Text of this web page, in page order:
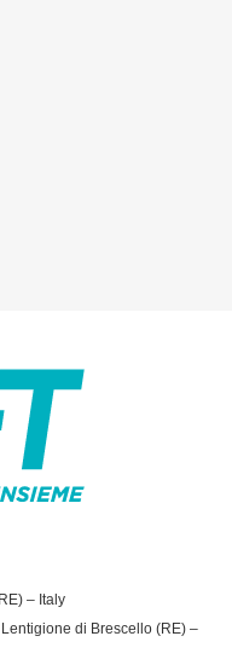
– Italy
di Brescello (RE) –